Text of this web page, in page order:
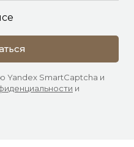
Yandex SmartCaptcha и
и